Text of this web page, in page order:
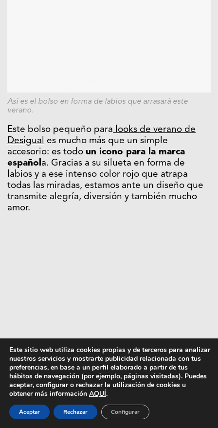
Así es el bolso en forma de labios que arrasará este
verano.
Este bolso pequeño para looks de verano de
Desigual
es mucho más que un simple
accesorio: es todo un icono para la marca
español a. Gracias a su silueta en forma de
labios y a ese intenso color rojo que atrapa
todas las miradas, estamos ante un diseño que
transmite alegría, diversión y también mucho
amor.
Este sitio web utiliza cookies propias y de terceros para analizar
nuestros servicios y mostrarte publicidad relacionada con tus
preferencias, en base a un perfil elaborado a partir de tus
hábitos de navegación (por ejemplo, páginas visitadas). Puedes
aceptar, configurar o rechazar la utilización de cookies u
obtener más información AQUÍ.
Aceptar Rechazar Configurar